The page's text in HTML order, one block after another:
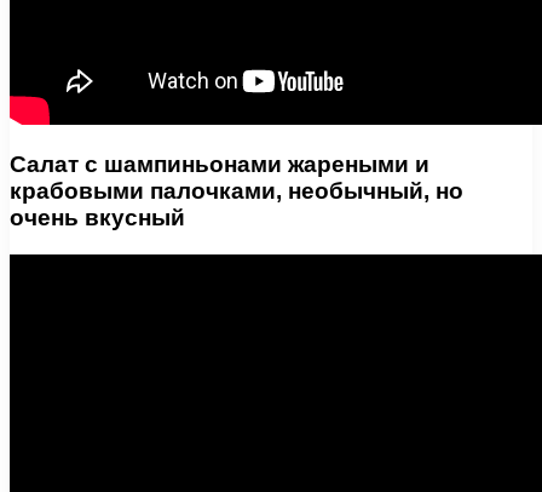
Салат с шампиньонами жареными и
крабовыми палочками, необычный, но
очень вкусный